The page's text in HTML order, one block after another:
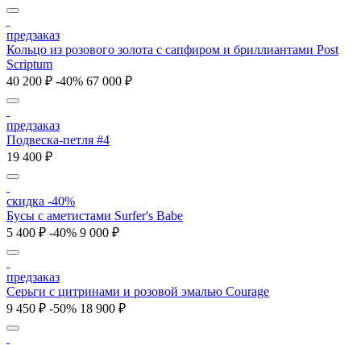
предзаказ
Кольцо из розового золота с сапфиром и бриллиантами Post
Scriptum
40 200 ₽ -40% 67 000 ₽
предзаказ
Подвеска-петля #4
19 400 ₽
скидка -40%
Бусы с аметистами Surfer's Babe
5 400 ₽ -40% 9 000 ₽
предзаказ
Серьги с цитринами и розовой эмалью Courage
9 450 ₽ -50% 18 900 ₽